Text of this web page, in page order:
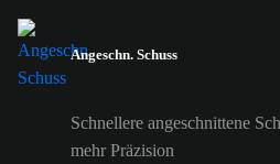
Angeschn. Schuss
Schnellere angeschnittene
mehr Präzision